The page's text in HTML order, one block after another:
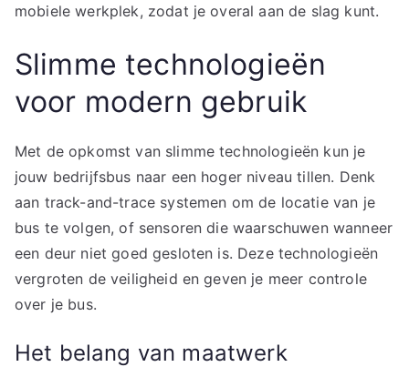
mobiele werkplek, zodat je overal aan de slag kunt.
Slimme technologieën
voor modern gebruik
Met de opkomst van slimme technologieën kun je
jouw bedrijfsbus naar een hoger niveau tillen. Denk
aan track-and-trace systemen om de locatie van je
bus te volgen, of sensoren die waarschuwen wanneer
een deur niet goed gesloten is. Deze technologieën
vergroten de veiligheid en geven je meer controle
over je bus.
Het belang van maatwerk